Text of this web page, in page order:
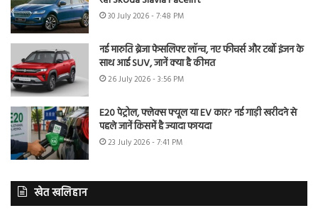
30 July 2026 - 7:48 PM
नई मारुति ब्रेजा फेसलिफ्ट लॉन्च, नए फीचर्स और टर्बो इंजन के
साथ आई SUV, जानें क्या है कीमत
26 July 2026 - 3:56 PM
E20 पेट्रोल, फ्लेक्स फ्यूल या EV कार? नई गाड़ी खरीदने से
पहले जानें किसमें है ज्यादा फायदा
23 July 2026 - 7:41 PM
खेत खलिहान